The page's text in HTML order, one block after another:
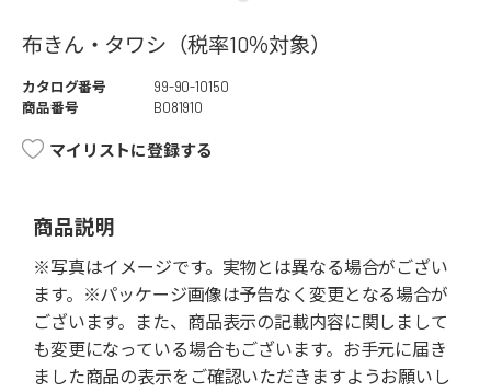
布きん・タワシ（税率10％対象）
カタログ番号
99-90-10150
商品番号
B081910
マイリストに登録する
商品説明
※写真はイメージです。実物とは異なる場合がござい
ます。※パッケージ画像は予告なく変更となる場合が
ございます。また、商品表示の記載内容に関しまして
も変更になっている場合もございます。お手元に届き
ました商品の表示をご確認いただきますようお願いし